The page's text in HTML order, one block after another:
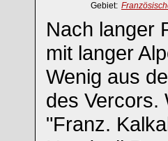
Gebiet:
Nach langer
mit langer
Wenig aus
des Vercors.
"Franz.